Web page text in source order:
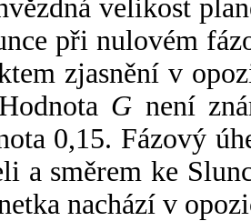
velikost
při nulovém
zjasnění v
G není
0,15. Fázový
a směrem ke
nachází v